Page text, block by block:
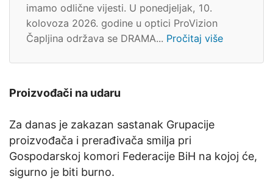
imamo odlične vijesti. U ponedjeljak, 10.
kolovoza 2026. godine u optici ProVizion
Čapljina održava se DRAMA... Pročitaj više
Proizvođači na udaru
Za danas je zakazan sastanak Grupacije
proizvođača i prerađivača smilja pri
Gospodarskoj komori Federacije BiH na kojoj će,
sigurno je biti burno.